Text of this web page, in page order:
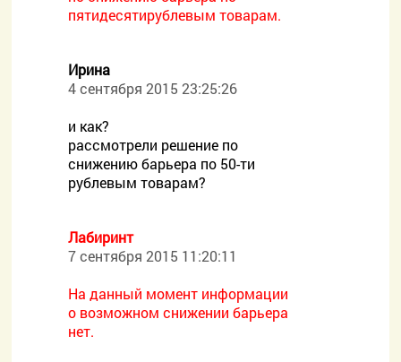
пятидесятирублевым товарам.
Ирина
4 сентября 2015 23:25:26
и как?
рассмотрели решение по
снижению барьера по 50-ти
рублевым товарам?
Лабиринт
7 сентября 2015 11:20:11
На данный момент информации
о возможном снижении барьера
нет.